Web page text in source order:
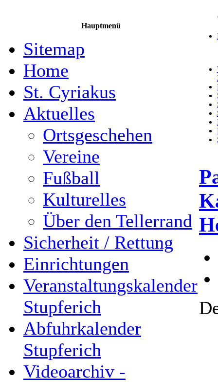
Hauptmenü
Sitemap
Home
St. Cyriakus
Aktuelles
Ortsgeschehen
Vereine
Fußball
Kulturelles
Über den Tellerrand
Sicherheit / Rettung
Einrichtungen
Veranstaltungskalender
Stupferich
Abfuhrkalender
Stupferich
Videoarchiv -